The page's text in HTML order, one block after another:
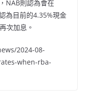
NAB則認為會在
為目前的4.35%現金
次加息。
2024-08-
when-rba-